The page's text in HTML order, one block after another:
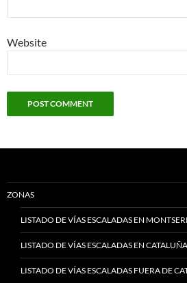
Website
ZONAS
LISTADO DE VÍAS ESCALADAS EN
LISTADO DE VÍAS ESCALADAS EN
LISTADO DE VÍAS ESCALADAS FUERA DE